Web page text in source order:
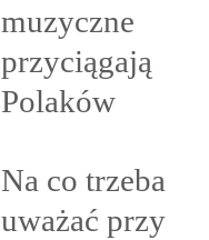
muzyczne
przyciągają
Polaków
Na co trzeba
uważać przy